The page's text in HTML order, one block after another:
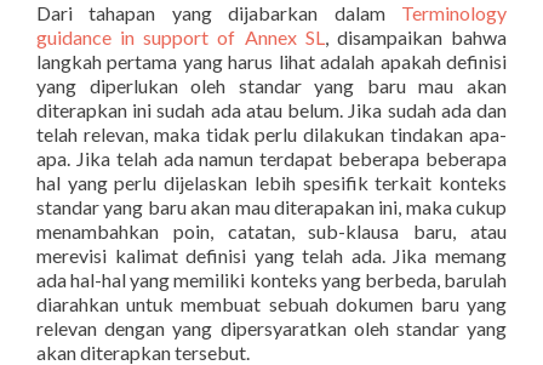
Dari tahapan yang dijabarkan dalam Terminology
guidance in support of Annex SL, disampaikan bahwa
langkah pertama yang harus lihat adalah apakah definisi
yang diperlukan oleh standar yang baru mau akan
diterapkan ini sudah ada atau belum. Jika sudah ada dan
telah relevan, maka tidak perlu dilakukan tindakan apa-
apa. Jika telah ada namun terdapat beberapa beberapa
hal yang perlu dijelaskan lebih spesifik terkait konteks
standar yang baru akan mau diterapakan ini, maka cukup
menambahkan poin, catatan, sub-klausa baru, atau
merevisi kalimat definisi yang telah ada. Jika memang
ada hal-hal yang memiliki konteks yang berbeda, barulah
diarahkan untuk membuat sebuah dokumen baru yang
relevan dengan yang dipersyaratkan oleh standar yang
akan diterapkan tersebut.